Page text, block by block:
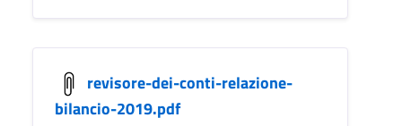
revisore-dei-conti-relazione-
bilancio-2019.pdf